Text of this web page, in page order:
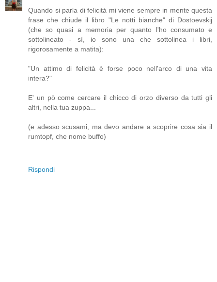
Quando si parla di felicità mi viene sempre in mente questa
frase che chiude il libro "Le notti bianche" di Dostoevskij
(che so quasi a memoria per quanto l'ho consumato e
sottolineato - sì, io sono una che sottolinea i libri,
rigorosamente a matita):
"Un attimo di felicità è forse poco nell'arco di una vita
intera?"
E' un pò come cercare il chicco di orzo diverso da tutti gli
altri, nella tua zuppa...
(e adesso scusami, ma devo andare a scoprire cosa sia il
rumtopf, che nome buffo)
Rispondi